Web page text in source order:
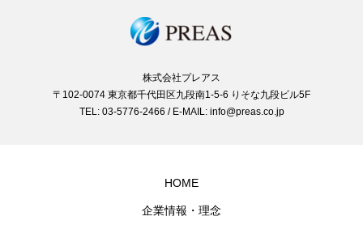
株式会社プレアス
〒102-0074 東京都千代田区九段南1-5-6 りそな九段ビル5F
TEL: 03-5776-2466 / E-MAIL: info@preas.co.jp
HOME
企業情報・理念